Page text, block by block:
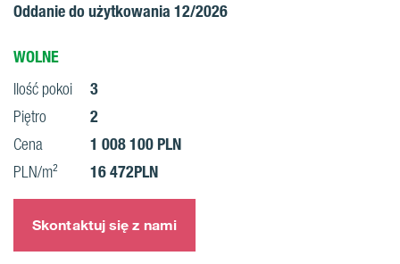
Oddanie do użytkowania 12/2026
WOLNE
Ilość pokoi 3
Piętro 2
Cena 1 008 100 PLN
PLN/m² 16 472PLN
Skontaktuj się z nami